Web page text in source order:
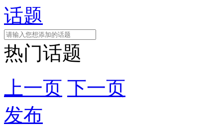
话题
热门话题
上一页 下一页
发布